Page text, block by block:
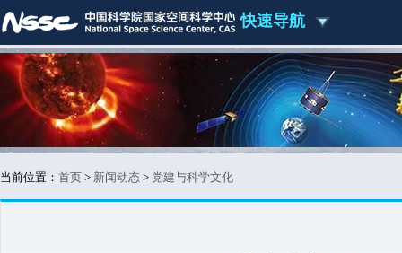
快速导航
当前位置： 首页 > 新闻动态 > 党建与科学文化